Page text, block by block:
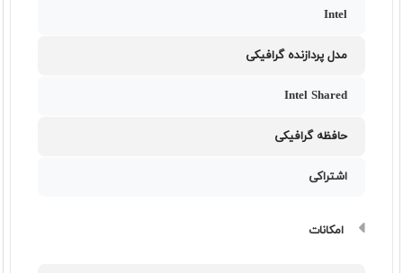
Intel
مدل پردازنده گرافیکی
Intel Shared
حافظه گرافیکی
اشتراکی
امکانات